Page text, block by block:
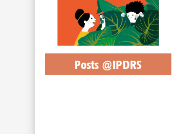
Posts @IPDRS